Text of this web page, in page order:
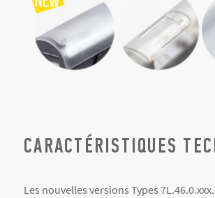
CARACTÉRISTIQUES
Les nouvelles versions Types